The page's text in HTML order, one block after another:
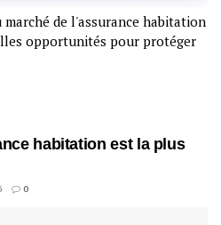
de l'assurance habitation
opportunités pour protéger
habitation est la plus
0